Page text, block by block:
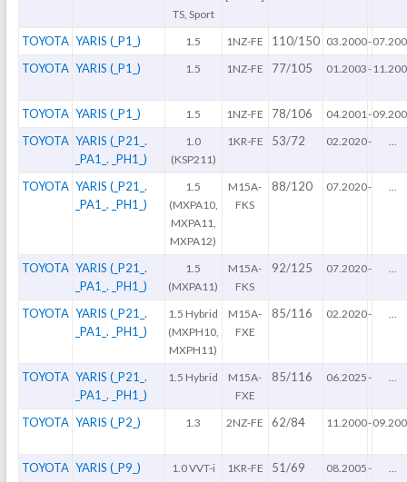
TS, Sport
TOYOTA YARIS (_P1_) 1.5 1NZ-FE 110/150 03.2000-
TOYOTA YARIS (_P1_) 1.5 1NZ-FE 77/105 01.2003-
TOYOTA YARIS (_P1_) 1.5 1NZ-FE 78/106 04.2001 -
TOYOTA YARIS (_P21_.
_PA1_. _PH1_)
1.0
(KSP211)
1KR-FE 53/72 02.2020-
TOYOTA YARIS (_P21_.
_PA1_. _PH1_)
1.5
(MXPA10,
MXPA11,
MXPA12)
M15A-
FKS
88/120 07.2020-
TOYOTA YARIS (_P21_.
_PA1_. _PH1_)
1.5
(MXPA11)
M15A-
FKS
92/125 07.2020-
TOYOTA YARIS (_P21_.
_PA1_. _PH1_)
1.5 Hybrid
(MXPH10,
MXPH11)
M15A-
FXE
85/116 02.2020-
TOYOTA YARIS (_P21_.
_PA1_. _PH1_)
1.5 Hybrid
M15A-
FXE
85/116 06.2025-
TOYOTA YARIS (_P2_) 1.3 2NZ-FE 62/84 11.2000-
TOYOTA YARIS (_P9_) 1.0 VVT-i 1KR-FE 51/69 08.2005-